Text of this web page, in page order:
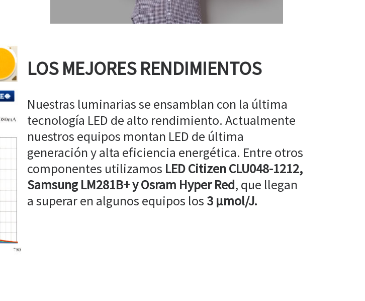
LOS MEJORES RENDIMIENTOS
Nuestras luminarias se ensamblan con la última
tecnología LED de alto rendimiento. Actualmente
nuestros equipos montan LED de última
generación y alta eficiencia energética. Entre otros
componentes utilizamos LED Citizen CLU048-1212,
Samsung LM281B+ y Osram Hyper Red, que llegan
a superar en algunos equipos los 3 µmol/J.